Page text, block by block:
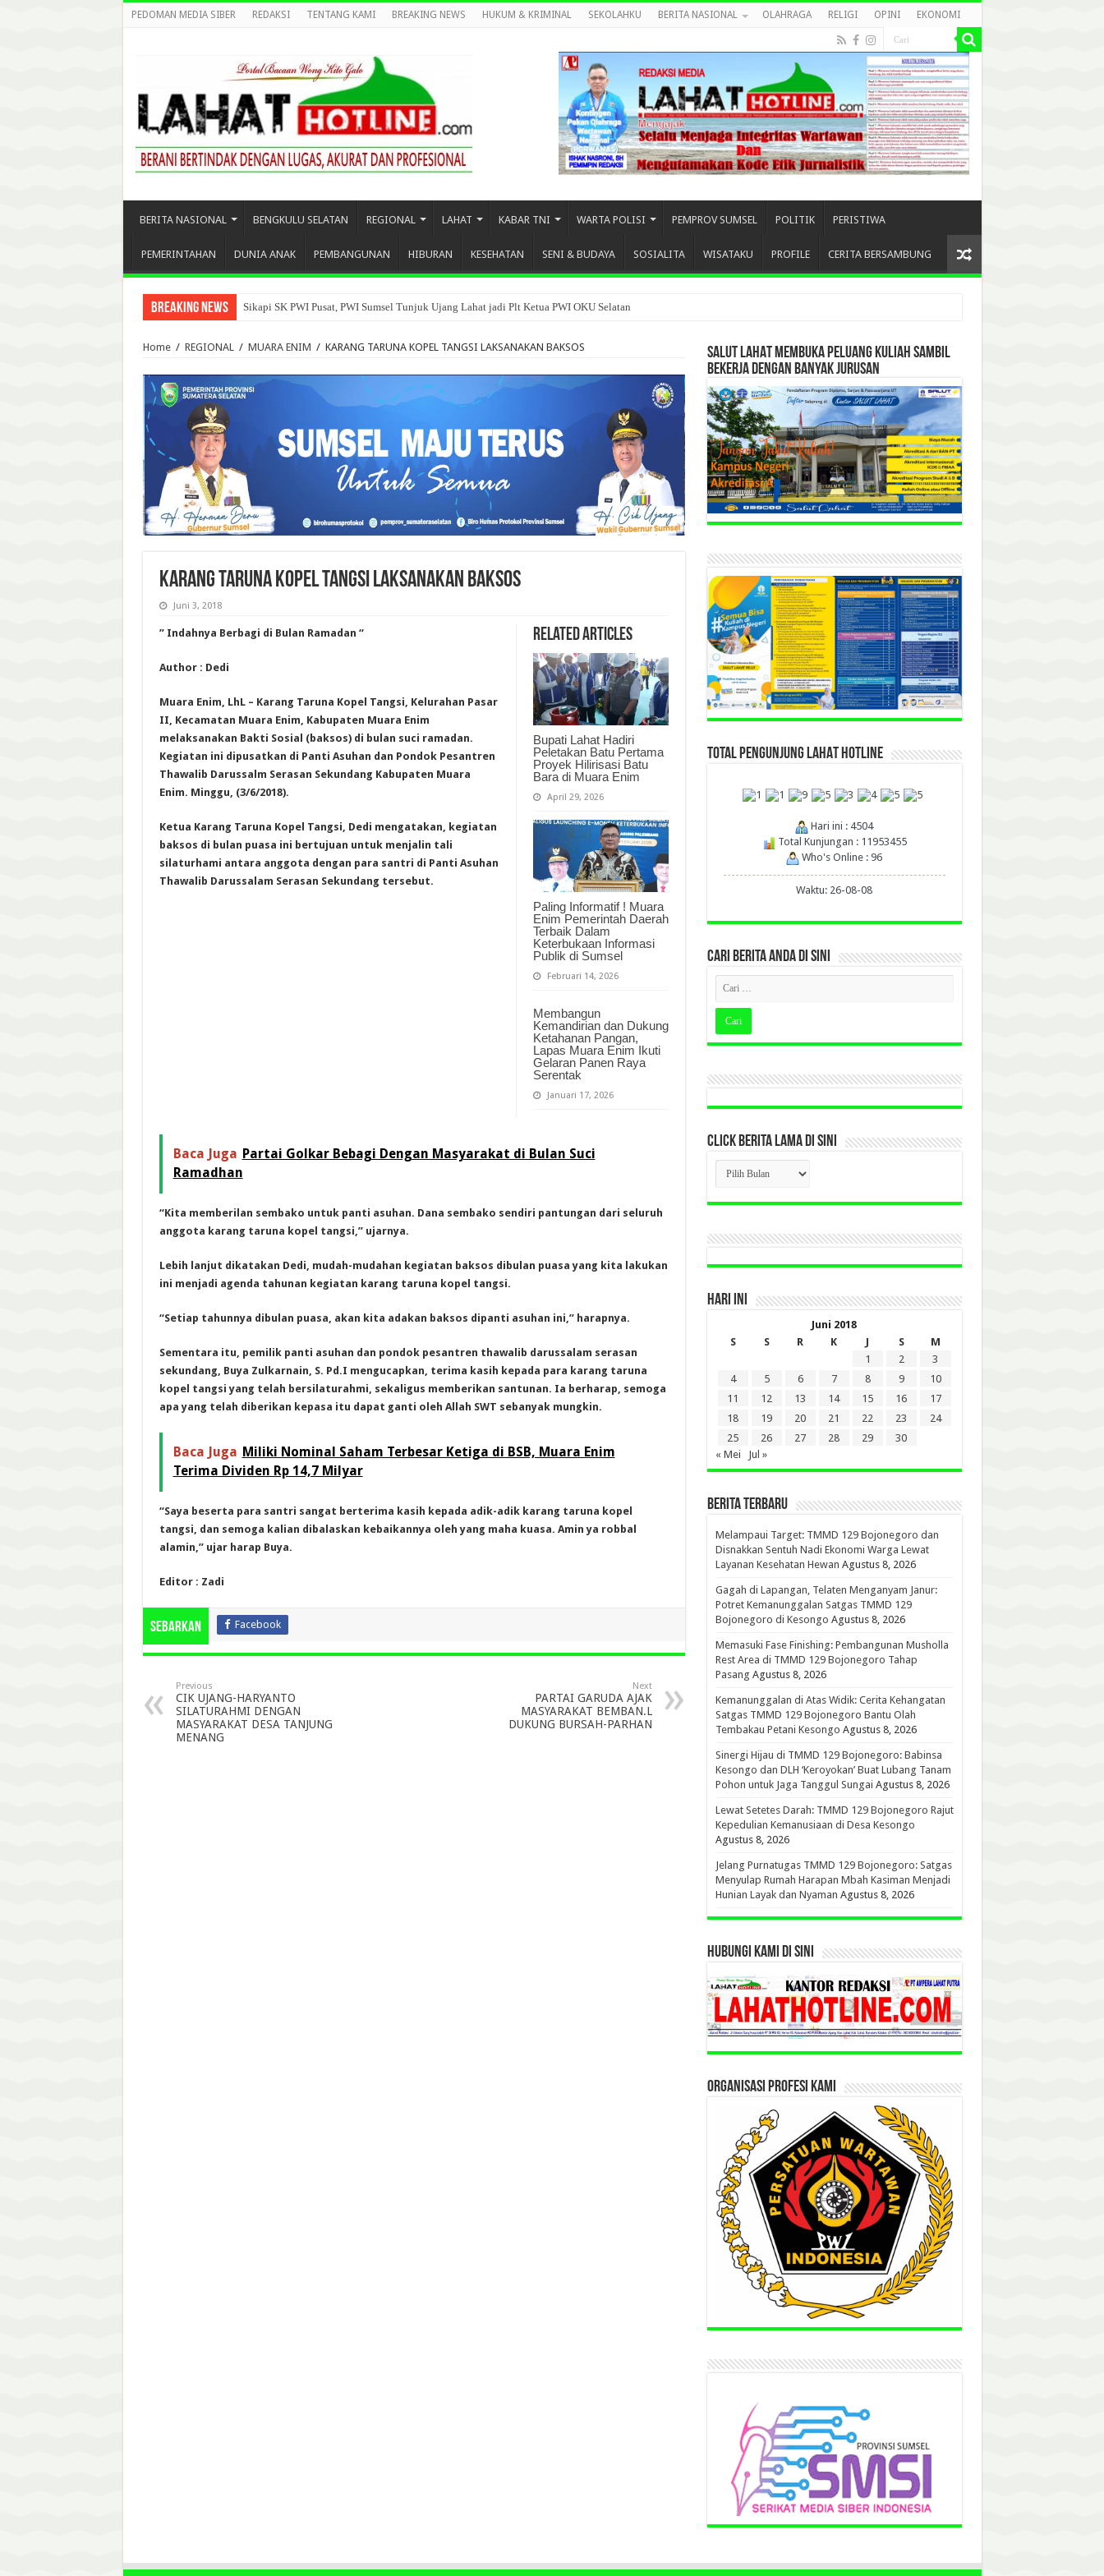
PEDOMAN MEDIA SIBER REDAKSI TENTANG KAMI BREAKING NEWS HUKUM & KRIMINAL SEKOLAHKU BERITA NASIONAL OLAHRAGA RELIGI OPINI EKONOMI
BERITA NASIONAL BENGKULU SELATAN REGIONAL LAHAT KABAR TNI WARTA POLISI PEMPROV SUMSEL POLITIK PERISTIWA
PEMERINTAHAN DUNIA ANAK PEMBANGUNAN HIBURAN KESEHATAN SENI & BUDAYA SOSIALITA WISATAKU PROFILE CERITA BERSAMBUNG
Breaking News Sikapi SK PWI Pusat, PWI Sumsel Tunjuk Ujang Lahat jadi Plt Ketua PWI OKU Selatan
Home / REGIONAL / MUARA ENIM / KARANG TARUNA KOPEL TANGSI LAKSANAKAN BAKSOS
KARANG TARUNA KOPEL TANGSI LAKSANAKAN BAKSOS
Juni 3, 2018
Related Articles
Bupati Lahat Hadiri
Peletakan Batu Pertama
Proyek Hilirisasi Batu
Bara di Muara Enim
April 29, 2026
Paling Informatif ! Muara
Enim Pemerintah Daerah
Terbaik Dalam
Keterbukaan Informasi
Publik di Sumsel
Februari 14, 2026
Membangun
Kemandirian dan Dukung
Ketahanan Pangan,
Lapas Muara Enim Ikuti
Gelaran Panen Raya
Serentak
Januari 17, 2026
” Indahnya Berbagi di Bulan Ramadan “
Author : Dedi
Muara Enim, LhL – Karang Taruna Kopel Tangsi, Kelurahan Pasar
II, Kecamatan Muara Enim, Kabupaten Muara Enim
melaksanakan Bakti Sosial (baksos) di bulan suci ramadan.
Kegiatan ini dipusatkan di Panti Asuhan dan Pondok Pesantren
Thawalib Darussalm Serasan Sekundang Kabupaten Muara
Enim. Minggu, (3/6/2018).
Ketua Karang Taruna Kopel Tangsi, Dedi mengatakan, kegiatan
baksos di bulan puasa ini bertujuan untuk menjalin tali
silaturhami antara anggota dengan para santri di Panti Asuhan
Thawalib Darussalam Serasan Sekundang tersebut.
Baca Juga Partai Golkar Bebagi Dengan Masyarakat di Bulan Suci
Ramadhan
“Kita memberilan sembako untuk panti asuhan. Dana sembako sendiri pantungan dari seluruh
anggota karang taruna kopel tangsi,” ujarnya.
Lebih lanjut dikatakan Dedi, mudah-mudahan kegiatan baksos dibulan puasa yang kita lakukan
ini menjadi agenda tahunan kegiatan karang taruna kopel tangsi.
“Setiap tahunnya dibulan puasa, akan kita adakan baksos dipanti asuhan ini,” harapnya.
Sementara itu, pemilik panti asuhan dan pondok pesantren thawalib darussalam serasan
sekundang, Buya Zulkarnain, S. Pd.I mengucapkan, terima kasih kepada para karang taruna
kopel tangsi yang telah bersilaturahmi, sekaligus memberikan santunan. Ia berharap, semoga
apa yang telah diberikan kepasa itu dapat ganti oleh Allah SWT sebanyak mungkin.
Baca Juga Miliki Nominal Saham Terbesar Ketiga di BSB, Muara Enim
Terima Dividen Rp 14,7 Milyar
“Saya beserta para santri sangat berterima kasih kepada adik-adik karang taruna kopel
tangsi, dan semoga kalian dibalaskan kebaikannya oleh yang maha kuasa. Amin ya robbal
alamin,” ujar harap Buya.
Editor : Zadi
Sebarkan Facebook
Previous
CIK UJANG-HARYANTO
SILATURAHMI DENGAN
MASYARAKAT DESA TANJUNG
MENANG
Next
PARTAI GARUDA AJAK
MASYARAKAT BEMBAN.L
DUKUNG BURSAH-PARHAN
SALUT LAHAT MEMBUKA PELUANG KULIAH SAMBIL
BEKERJA DENGAN BANYAK JURUSAN
TOTAL PENGUNJUNG LAHAT HOTLINE
Hari ini : 4504
Total Kunjungan : 11953455
Who's Online : 96
Waktu: 26-08-08
CARI BERITA ANDA DI SINI
CLICK BERITA LAMA DI SINI
CLICK
BERITA
LAMA
DI
HARI INI
Juni 2018
S
S R K J S
M
1
2
3
4
5 6 7 8 9
10
11
12 13 14 15 16
17
18
19 20 21 22 23
24
25
26 27 28 29
30
« Mei
Jul »
BERITA TERBARU
Melampaui Target: TMMD 129 Bojonegoro dan
Disnakkan Sentuh Nadi Ekonomi Warga Lewat
Layanan Kesehatan Hewan Agustus 8, 2026
Gagah di Lapangan, Telaten Menganyam Janur:
Potret Kemanunggalan Satgas TMMD 129
Bojonegoro di Kesongo Agustus 8, 2026
Memasuki Fase Finishing: Pembangunan Musholla
Rest Area di TMMD 129 Bojonegoro Tahap
Pasang Agustus 8, 2026
Kemanunggalan di Atas Widik: Cerita Kehangatan
Satgas TMMD 129 Bojonegoro Bantu Olah
Tembakau Petani Kesongo Agustus 8, 2026
Sinergi Hijau di TMMD 129 Bojonegoro: Babinsa
Kesongo dan DLH ‘Keroyokan’ Buat Lubang Tanam
Pohon untuk Jaga Tanggul Sungai Agustus 8, 2026
Lewat Setetes Darah: TMMD 129 Bojonegoro Rajut
Kepedulian Kemanusiaan di Desa Kesongo
Agustus 8, 2026
Jelang Purnatugas TMMD 129 Bojonegoro: Satgas
Menyulap Rumah Harapan Mbah Kasiman Menjadi
Hunian Layak dan Nyaman Agustus 8, 2026
HUBUNGI KAMI DI SINI
ORGANISASI PROFESI KAMI